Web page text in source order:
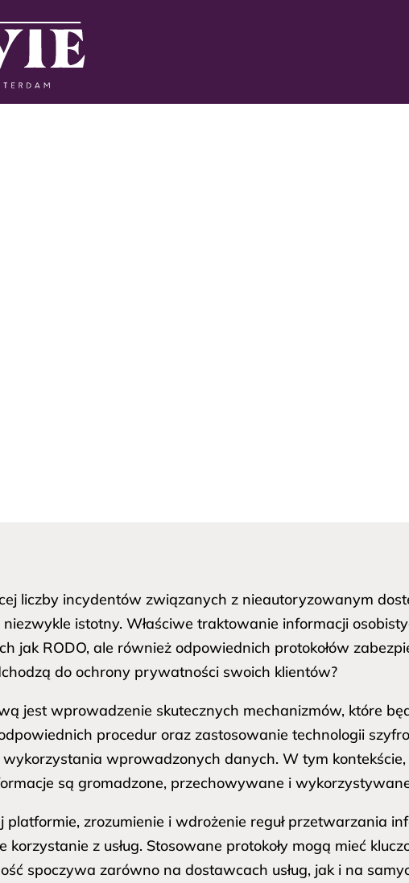
liczby incydentów związanych z nieautoryzowanym
niezwykle istotny. Właściwe traktowanie informacji
jak RODO, ale również odpowiednich protokołów
do ochrony prywatności swoich klientów?
jest wprowadzenie skutecznych mechanizmów, które
procedur oraz zastosowanie technologii
wykorzystania wprowadzonych danych. W tym
są gromadzone, przechowywane i
platformie, zrozumienie i wdrożenie reguł przetwarzania
korzystanie z usług. Stosowane protokoły mogą mieć
spoczywa zarówno na dostawcach usług, jak i na